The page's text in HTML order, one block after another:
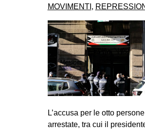
MOVIMENTI ,
L’accusa per le otto persone
arrestate, tra cui il